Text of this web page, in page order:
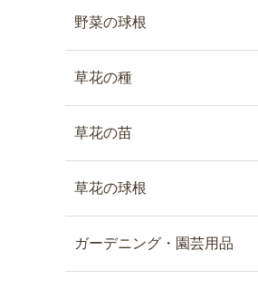
野菜の球根
草花の種
草花の苗
草花の球根
ガーデニング・園芸用品